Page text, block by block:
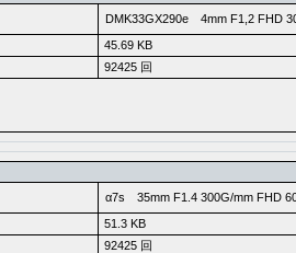
DMK33GX290e 4mm F1,2 FHD
45.69 KB
92425 回
α7s 35mm F1.4 300G/mm FHD
51.3 KB
92425 回